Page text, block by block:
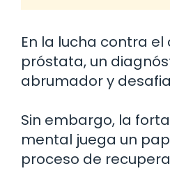
En la lucha contra
próstata, un
abrumador y
Sin embargo, la
mental juega un
proceso de